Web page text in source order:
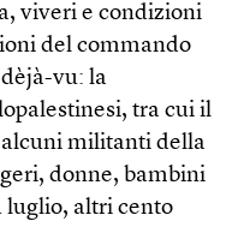
viveri e condizioni
del commando
vu: la
tra cui il
alcuni militanti della
donne, bambini
luglio, altri cento